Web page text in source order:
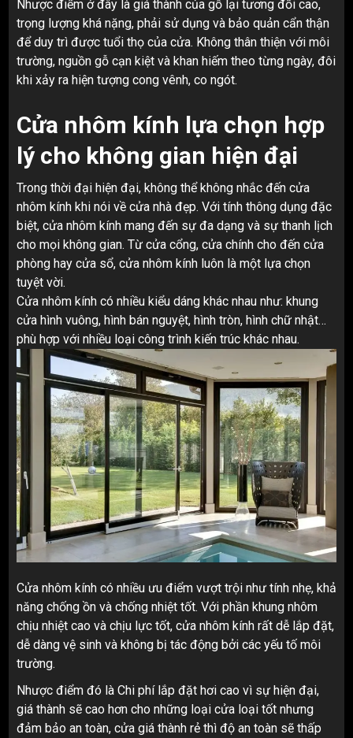
Nhược điểm ở đây là giá thành của gỗ lại tương đối cao,
trọng lượng khá nặng, phải sử dụng và bảo quản cẩn thận
để duy trì được tuổi thọ của cửa. Không thân thiện với môi
trường, nguồn gỗ cạn kiệt và khan hiếm theo từng ngày, đôi
khi xảy ra hiện tượng cong vênh, co ngót.
Cửa nhôm kính lựa chọn hợp
lý cho không gian hiện đại
Trong thời đại hiện đại, không thể không nhắc đến cửa
nhôm kính khi nói về cửa nhà đẹp. Với tính thông dụng đặc
biệt, cửa nhôm kính mang đến sự đa dạng và sự thanh lịch
cho mọi không gian. Từ cửa cổng, cửa chính cho đến cửa
phòng hay cửa sổ, cửa nhôm kính luôn là một lựa chọn
tuyệt vời.
Cửa nhôm kính có nhiều kiểu dáng khác nhau như: khung
cửa hình vuông, hình bán nguyệt, hình tròn, hình chữ nhật…
phù hợp với nhiều loại công trình kiến trúc khác nhau.
Cửa nhôm kính có nhiều ưu điểm vượt trội như tính nhẹ, khả
năng chống ồn và chống nhiệt tốt. Với phần khung nhôm
chịu nhiệt cao và chịu lực tốt, cửa nhôm kính rất dễ lắp đặt,
dễ dàng vệ sinh và không bị tác động bởi các yếu tố môi
trường.
Nhược điểm đó là Chi phí lắp đặt hơi cao vì sự hiện đại,
giá thành sẽ cao hơn cho những loại cửa loại tốt nhưng
đảm bảo an toàn, cửa giá thành rẻ thì độ an toàn sẽ thấp